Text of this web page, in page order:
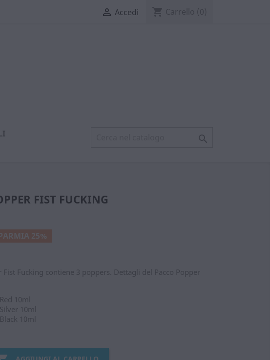
 Accedi shopping_cart Carrello (0)

FIST FUCKING
25%
Fist Fucking contiene 3 poppers. Dettagli del Pacco Popper
10ml
10ml
10ml